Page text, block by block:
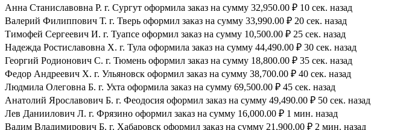
Анна Станиславовна Р. г. Сургут оформила заказ на сумму 32,950.00 ₽ 10 сек. назад
Валерий Филиппович Т. г. Тверь оформил заказ на сумму 33,990.00 ₽ 20 сек. назад
Тимофей Сергеевич И. г. Туапсе оформил заказ на сумму 10,500.00 ₽ 25 сек. назад
Надежда Ростиславовна Х. г. Тула оформила заказ на сумму 44,490.00 ₽ 30 сек. назад
Георгий Родионович С. г. Тюмень оформил заказ на сумму 18,800.00 ₽ 35 сек. назад
Федор Андреевич Х. г. Ульяновск оформил заказ на сумму 38,700.00 ₽ 40 сек. назад
Людмила Олеговна Б. г. Ухта оформила заказ на сумму 69,500.00 ₽ 45 сек. назад
Анатолий Ярославович Б. г. Феодосия оформил заказ на сумму 49,490.00 ₽ 50 сек. назад
Лев Даниилович Л. г. Фрязино оформил заказ на сумму 16,000.00 ₽ 1 мин. назад
Вадим Владимирович Б. г. Хабаровск оформил заказ на сумму 21,900.00 ₽ 2 мин. назад